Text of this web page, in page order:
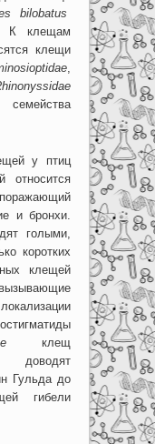
bilobatus
К клещам
клещи
,
у птиц
относится
и бронхи.
голыми,
коротких
клещей
клещ
доводят
Гульда до
гибели